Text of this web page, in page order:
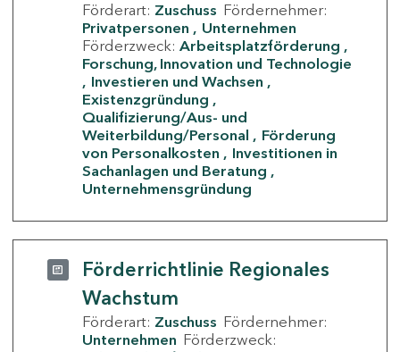
Förderart: Zuschuss Fördernehmer:
Privatpersonen
Unternehmen
Förderzweck: Arbeitsplatzförderung
Forschung, Innovation und Technologie
Investieren und Wachsen
Existenzgründung
Qualifizierung/Aus- und
Weiterbildung/Personal
Förderung
von Personalkosten
Investitionen in
Sachanlagen und Beratung
Unternehmensgründung
Förderrichtlinie Regionales
Wachstum
Förderart: Zuschuss Fördernehmer:
Unternehmen Förderzweck: